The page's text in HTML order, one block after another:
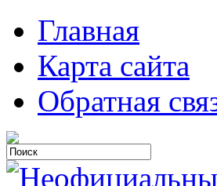
Главная
Карта сайта
Обратная